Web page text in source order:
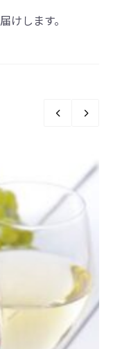
けします。